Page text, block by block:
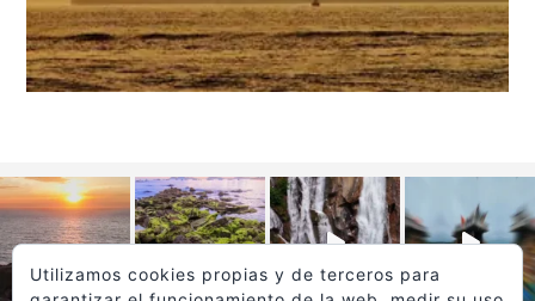
Utilizamos cookies propias y de terceros para